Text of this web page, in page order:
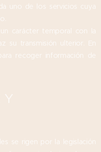
uno de los servicios cuya
carácter temporal con la
su transmisión ulterior. En
recoger información de
se rigen por la legislación